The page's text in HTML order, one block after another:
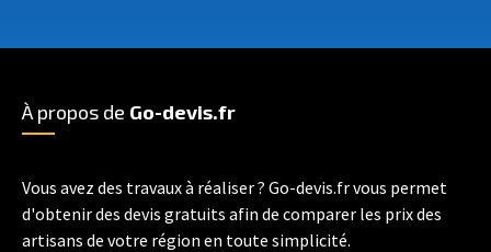
À propos de Go-devis.fr
Vous avez des travaux à réaliser ? Go-devis.fr vous permet
d'obtenir des devis gratuits afin de comparer les prix des
artisans de votre région en toute simplicité.